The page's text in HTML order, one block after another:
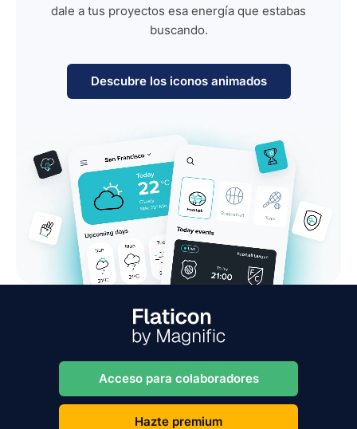
dale a tus proyectos esa energía que estabas
buscando.
Descubre los iconos animados
Acceso para colaboradores
Hazte premium